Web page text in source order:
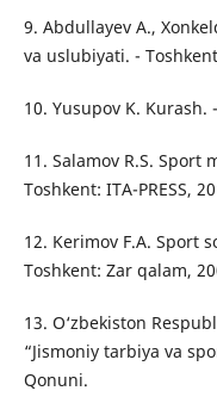
9. Abdullayev A.,
va uslubiyati. -
10. Yusupov K. Kurash.
11. Salamov R.S. Sport
Toshkent: ITA-PRESS,
12. Kerimov F.A. Sport
Toshkent: Zar qalam,
13. O‘zbekiston
“Jismoniy tarbiya va
Qonuni.